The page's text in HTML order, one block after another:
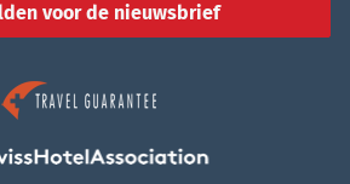
voor de nieuwsbrief